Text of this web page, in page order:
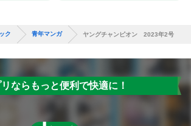
ク 青年マンガ ヤングチャンピオン 2023年2号
ならもっと便利で快適に！